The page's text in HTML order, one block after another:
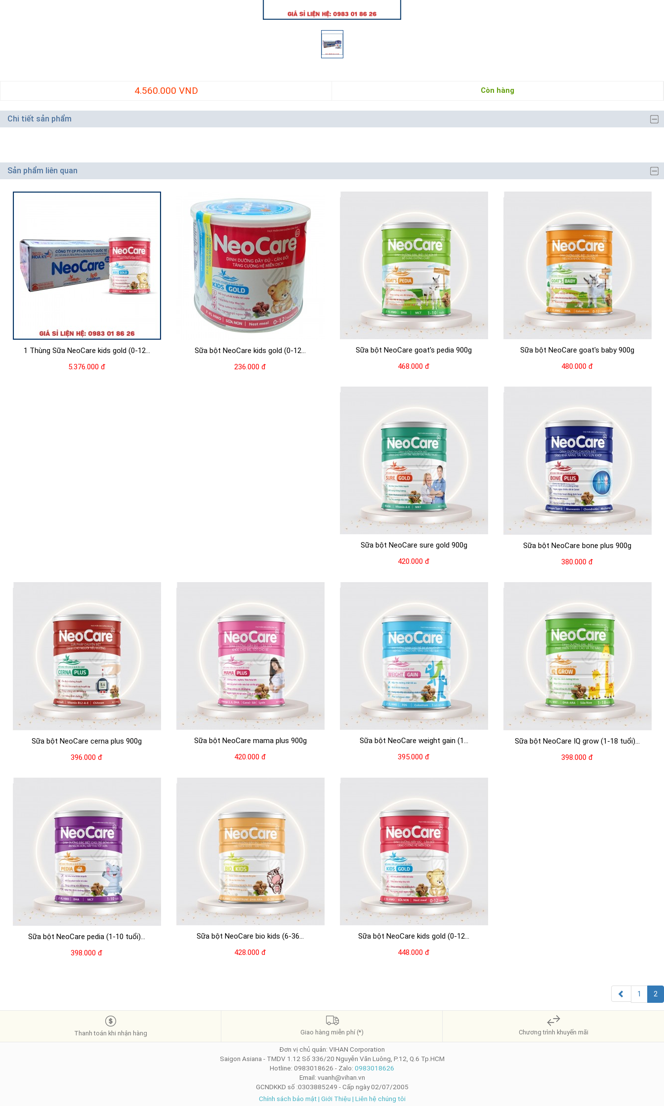
4.560.000 VND Còn hàng
Chi tiết sản phẩm
Sản phẩm liên quan
1 Thùng Sữa NeoCare kids gold (0-12...
5.376.000 đ
Sữa bột NeoCare kids gold (0-12...
236.000 đ
Sữa bột NeoCare goat's pedia 900g
468.000 đ
Sữa bột NeoCare goat's baby 900g
480.000 đ
Sữa bột NeoCare sure gold 900g
420.000 đ
Sữa bột NeoCare bone plus 900g
380.000 đ
Sữa bột NeoCare cerna plus 900g
396.000 đ
Sữa bột NeoCare mama plus 900g
420.000 đ
Sữa bột NeoCare weight gain (1...
395.000 đ
Sữa bột NeoCare IQ grow (1-18 tuổi)...
398.000 đ
Sữa bột NeoCare pedia (1-10 tuổi)...
398.000 đ
Sữa bột NeoCare bio kids (6-36...
428.000 đ
Sữa bột NeoCare kids gold (0-12...
448.000 đ
1 2
Thanh toán khi nhận hàng Giao hàng miễn phí (*) Chương trình khuyến mãi
Đơn vị chủ quản: VIHAN Corporation
Saigon Asiana - TMDV 1.12 Số 336/20 Nguyễn Văn Luông, P.12, Q.6 Tp.HCM
Hotline: 0983018626 - Zalo: 0983018626
Email: vuanh@vihan.vn
GCNDKKD số :0303885249 - Cấp ngày 02/07/2005
Chính sách bảo mật | Giới Thiệu | Liên hệ chúng tôi